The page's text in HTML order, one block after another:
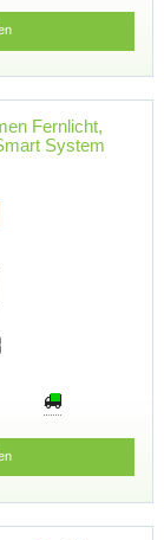
Fernlicht,
System